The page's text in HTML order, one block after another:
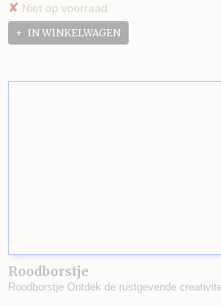
✘ Niet op voorraad
IN WINKELWAGEN
Roodborstje
Roodborstje Ontdek de rustgevende